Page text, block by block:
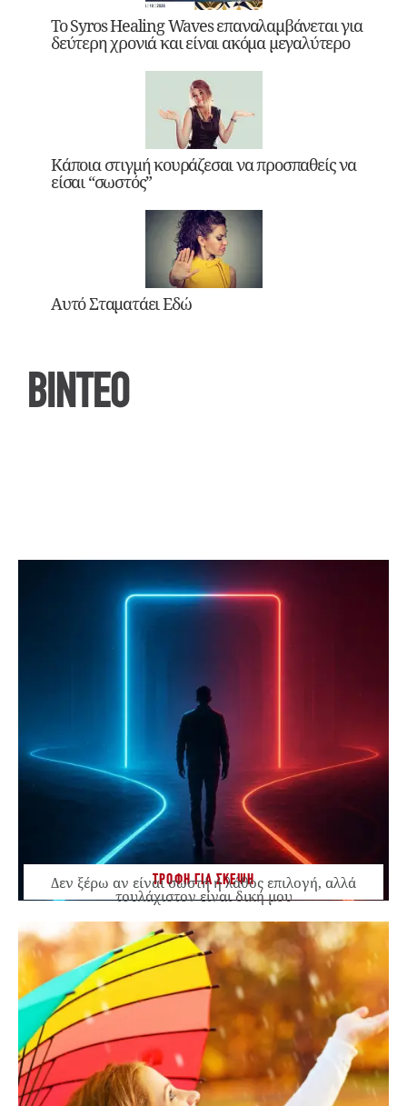
Το Syros Healing Waves επαναλαμβάνεται για
δεύτερη χρονιά και είναι ακόμα μεγαλύτερο
Κάποια στιγμή κουράζεσαι να προσπαθείς να
είσαι “σωστός”
Αυτό Σταματάει Εδώ
ΒΙΝΤΕΟ
ΤΡΟΦΗ ΓΙΑ ΣΚΕΨΗ
Δεν ξέρω αν είναι σωστή ή λάθος επιλογή, αλλά
τουλάχιστον είναι δική μου